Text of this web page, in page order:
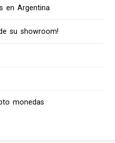
en Argentina
su showroom!
monedas